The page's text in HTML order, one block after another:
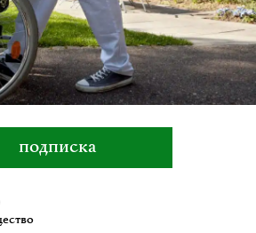
подписка